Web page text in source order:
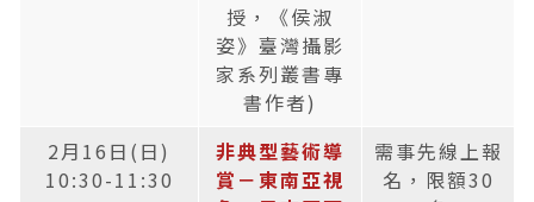
授，《侯淑
姿》臺灣攝影
家系列叢書專
書作者)
2月16日(日)
10:30-11:30
非典型藝術導
賞－東南亞視
需事先線上報
名，限額30